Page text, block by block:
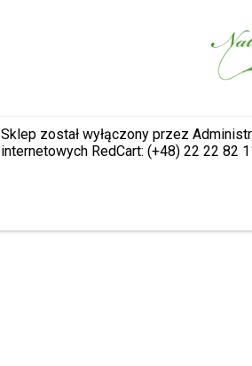
Sklep został wyłączony przez
internetowych RedCart: (+48) 22 22 82